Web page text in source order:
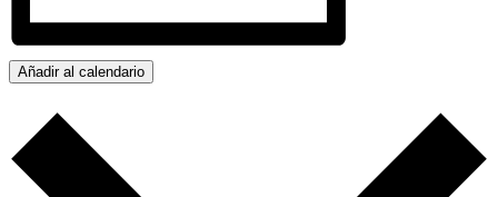
Añadir al calendario